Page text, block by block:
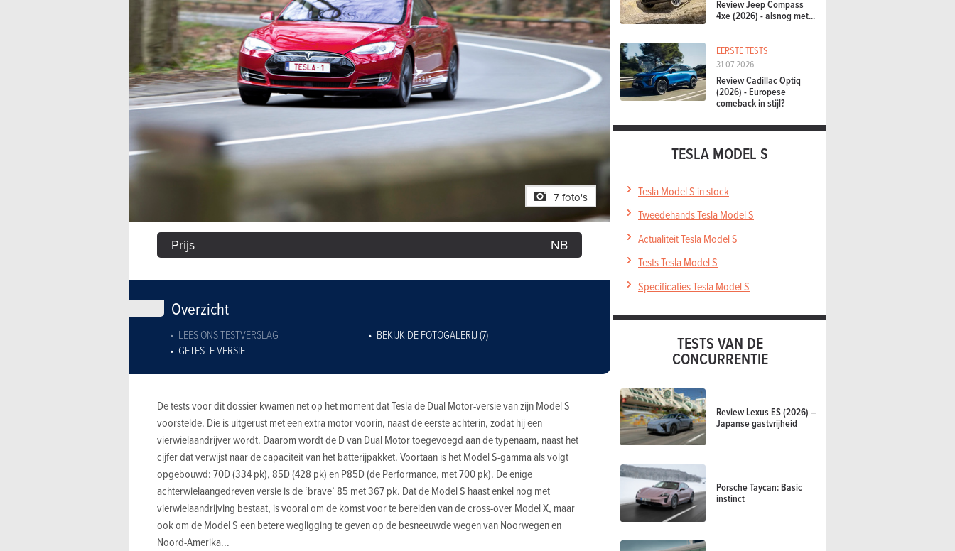
7 foto's
Prijs NB
Overzicht
LEES ONS TESTVERSLAG
BEKIJK DE FOTOGALERIJ (7)
GETESTE VERSIE
De tests voor dit dossier kwamen net op het moment dat Tesla de Dual Motor-versie van zijn Model S
voorstelde. Die is uitgerust met een extra motor voorin, naast de eerste achterin, zodat hij een
vierwielaandrijver wordt. Daarom wordt de D van Dual Motor toegevoegd aan de typenaam, naast het
cijfer dat verwijst naar de capaciteit van het batterijpakket. Voortaan is het Model S-gamma als volgt
opgebouwd: 70D (334 pk), 85D (428 pk) en P85D (de Performance, met 700 pk). De enige
achterwielaangedreven versie is de ‘brave’ 85 met 367 pk. Dat de Model S haast enkel nog met
vierwielaandrijving bestaat, is vooral om de komst voor te bereiden van de cross-over Model X, maar
ook om de Model S een betere wegligging te geven op de besneeuwde wegen van Noorwegen en
Noord-Amerika...
Review Jeep Compass
4xe (2026) - alsnog met...
EERSTE TESTS
31-07-2026
Review Cadillac Optiq
(2026) - Europese
comeback in stijl?
TESLA MODEL S
Tesla Model S in stock
Tweedehands Tesla Model S
Actualiteit Tesla Model S
Tests Tesla Model S
Specificaties Tesla Model S
TESTS VAN DE
CONCURRENTIE
Review Lexus ES (2026) –
Japanse gastvrijheid
Porsche Taycan: Basic
instinct